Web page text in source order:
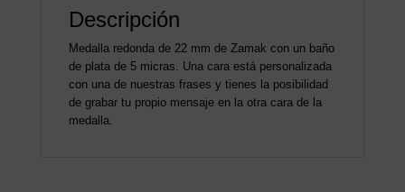
Descripción
Medalla redonda de 22 mm de Zamak con un baño
de plata de 5 micras. Una cara está personalizada
con una de nuestras frases y tienes la posibilidad
de grabar tu propio mensaje en la otra cara de la
medalla.